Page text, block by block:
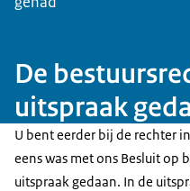
De
uitspraak
U bent eerder bij de rechter
eens was met ons Besluit op
uitspraak gedaan. In de